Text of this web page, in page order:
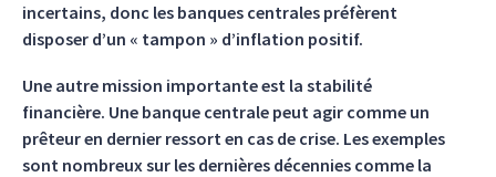
incertains, donc les banques centrales préfèrent
disposer d’un « tampon » d’inflation positif.
Une autre mission importante est la stabilité
financière. Une banque centrale peut agir comme un
prêteur en dernier ressort en cas de crise. Les exemples
sont nombreux sur les dernières décennies comme la